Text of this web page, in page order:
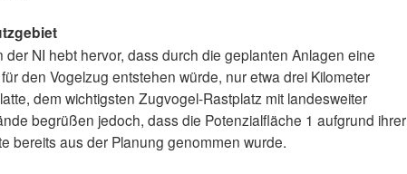
NI hebt hervor, dass durch die geplanten Anlagen eine
den Vogelzug entstehen würde, nur etwa drei Kilometer
dem wichtigsten Zugvogel-Rastplatz mit landesweiter
begrüßen jedoch, dass die Potenzialfläche 1 aufgrund ihrer
bereits aus der Planung genommen wurde.